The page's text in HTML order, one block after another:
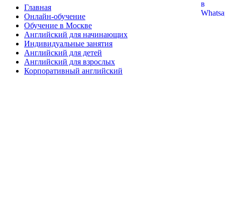
Главная
Онлайн-обучение
Обучение в Москве
Английский для начинающих
Индивидуальные занятия
Английский для детей
Английский для взрослых
Корпоративный английский